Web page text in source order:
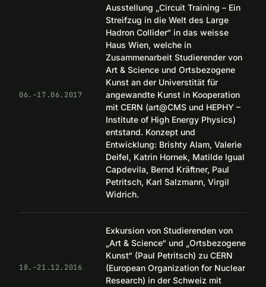
06.–17.06.2017
Ausstellung „Circuit Training – Ein
Streifzug in die Welt des Large
Hadron Collider“ in das weisse
Haus Wien, welche in
Zusammenarbeit Studierender von
Art & Science und Ortsbezogene
Kunst an der Universtität für
angewandte Kunst in Kooperation
mit CERN (art@CMS und HEPHY –
Institute of High Energy Physics)
entstand. Konzept und
Entwicklung: Brishty Alam, Valerie
Deifel, Katrin Hornek, Matilde Igual
Capdevila, Bernd Kräftner, Paul
Petritsch, Karl Salzmann, Virgil
Widrich.
18.–21.12.2016
Exkursion von Studierenden von
„Art & Science“ und „Ortsbezogene
Kunst“ (Paul Petritsch) zu CERN
(European Organization for Nuclear
Research) in der Schweiz mit